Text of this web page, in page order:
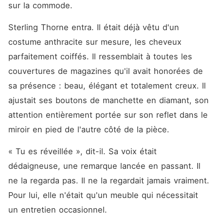
sur la commode.
Sterling Thorne entra. Il était déjà vêtu d'un
costume anthracite sur mesure, les cheveux
parfaitement coiffés. Il ressemblait à toutes les
couvertures de magazines qu'il avait honorées de
sa présence : beau, élégant et totalement creux. Il
ajustait ses boutons de manchette en diamant, son
attention entièrement portée sur son reflet dans le
miroir en pied de l'autre côté de la pièce.
« Tu es réveillée », dit-il. Sa voix était
dédaigneuse, une remarque lancée en passant. Il
ne la regarda pas. Il ne la regardait jamais vraiment.
Pour lui, elle n'était qu'un meuble qui nécessitait
un entretien occasionnel.